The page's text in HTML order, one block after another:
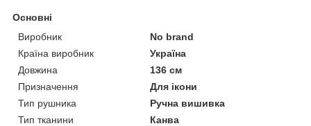
Основні
Виробник
No brand
Країна виробник
Україна
Довжина
136 см
Призначення
Для ікони
Тип рушника
Ручна вишивка
Тип тканини
Канва